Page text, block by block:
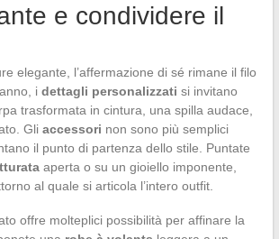
e condividere il
elegante, l’affermazione di sé rimane il filo
i dettagli personalizzati si invitano
trasformata in cintura, una spilla audace,
Gli accessori non sono più semplici
il punto di partenza dello stile. Puntate
aperta o su un gioiello imponente,
al quale si articola l’intero outfit.
offre molteplici possibilità per affinare la